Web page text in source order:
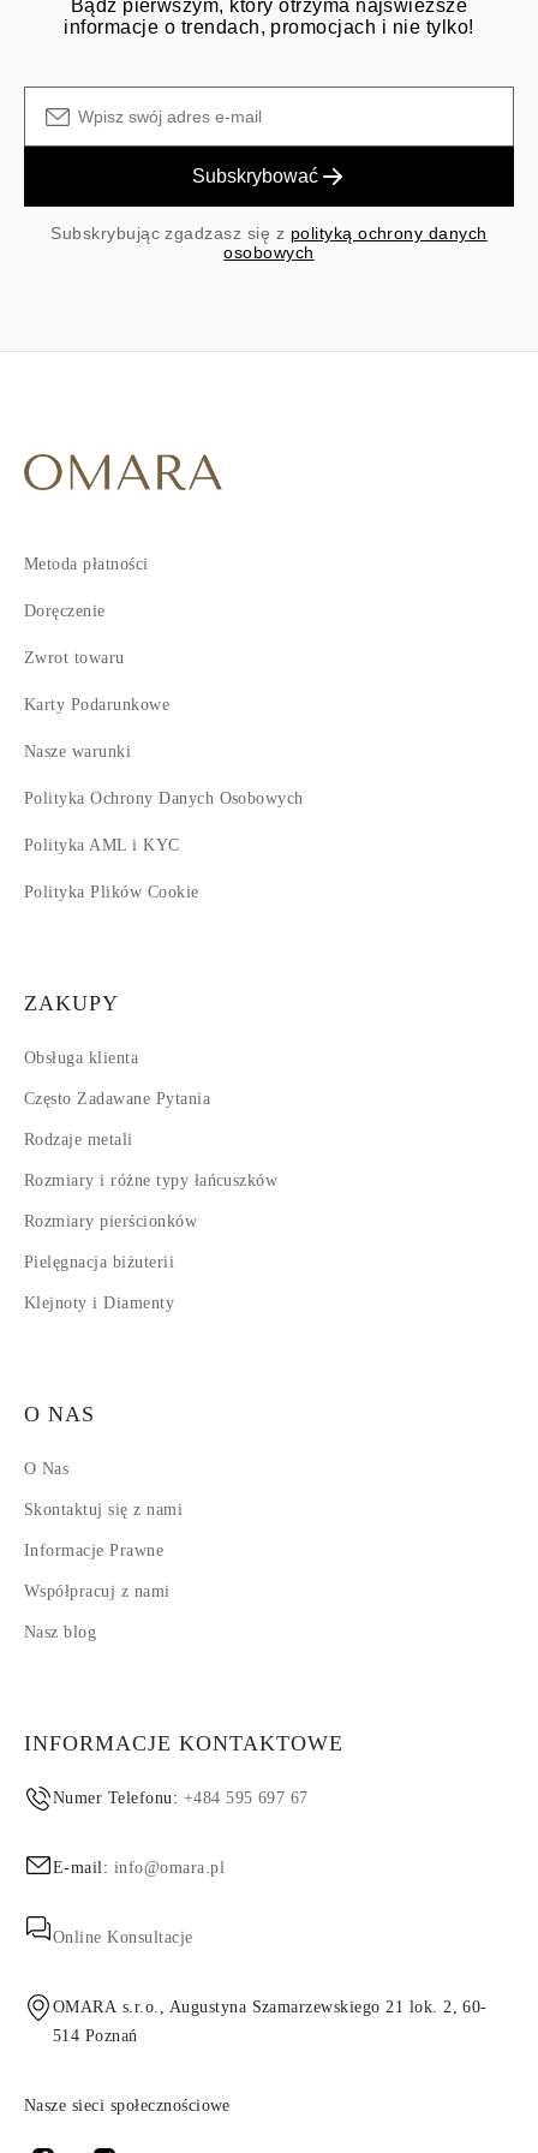
Bądź pierwszym, który otrzyma najświeższe
informacje o trendach, promocjach i nie tylko!
Subskrybować
Subskrybując zgadzasz się z polityką ochrony danych
osobowych
Metoda płatności
Doręczenie
Zwrot towaru
Karty Podarunkowe
Nasze warunki
Polityka Ochrony Danych Osobowych
Polityka AML i KYC
Polityka Plików Cookie
ZAKUPY
Obsługa klienta
Często Zadawane Pytania
Rodzaje metali
Rozmiary i różne typy łańcuszków
Rozmiary pierścionków
Pielęgnacja biżuterii
Klejnoty i Diamenty
O NAS
O Nas
Skontaktuj się z nami
Informacje Prawne
Współpracuj z nami
Nasz blog
INFORMACJE KONTAKTOWE
Numer Telefonu: +484 595 697 67
E-mail: info@omara.pl
Online Konsultacje
OMARA s.r.o., Augustyna Szamarzewskiego 21 lok. 2, 60-
514 Poznań
Nasze sieci społecznościowe